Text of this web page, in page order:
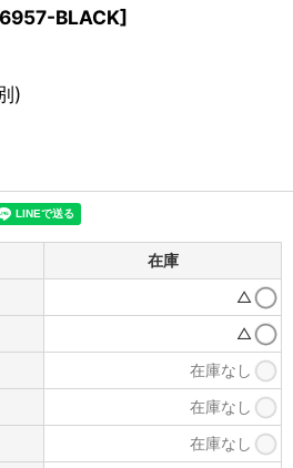
BLACK]
)
在庫
△
△
在庫なし
在庫なし
在庫なし